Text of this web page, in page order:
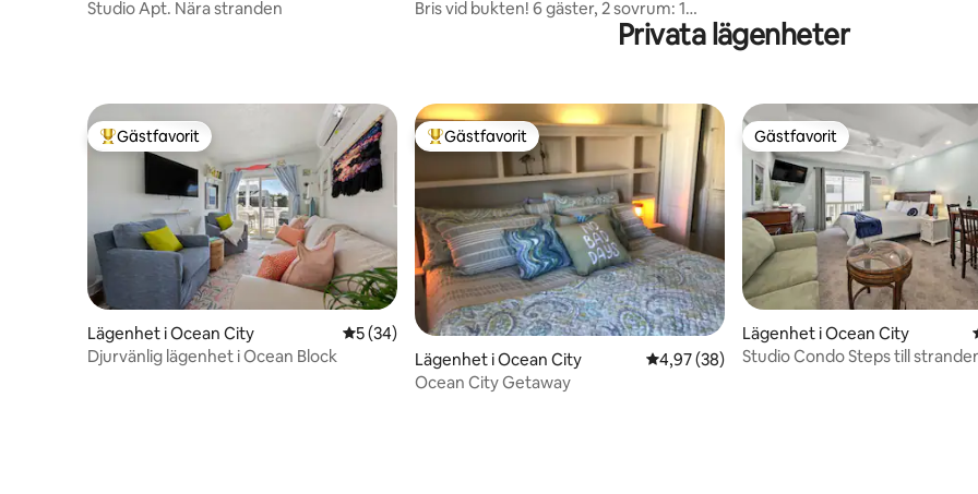
Studio Apt. Nära stranden
Bris vid bukten! 6 gäster, 2 sovrum: 1
Privata lägenheter
Populär gästfavorit
Gästfavorit
Lägenhet i Ocean City 5 av 5 i genomsnittligt betyg, 34 omdömen
5 (34)
Djurvänlig lägenhet i Ocean Block
Populär gästfavorit
Gästfavorit
Lägenhet i Ocean City 4,97 av 5 i genomsnittligt betyg, 38
4,97 (38)
Ocean City Getaway
Gästfavorit
Gästfavorit
Lägenhet i Ocean City
Studio Condo Steps till